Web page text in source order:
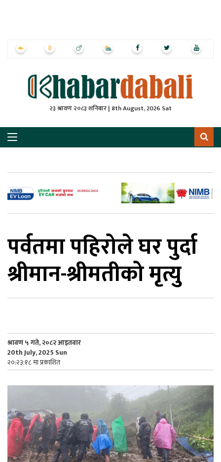
२३ श्रावण २०८३ शनिबार | 8th August, 2026 Sat
पर्वतमा पहिरोले घर पुर्दा
श्रीमान-श्रीमतीको मृत्यु
श्रावण ५ गते, २०८२ आइतवार
20th July, 2025 Sun
२०:२३:१८ मा प्रकाशित